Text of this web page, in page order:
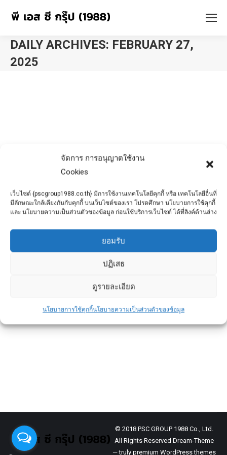
จัดการ การอนุญาตใช้งาน
Cookies
เว็บไซต์ {pscgroup1988.co.th} มีการใช้งานเทคโนโลยีคุกกี้ หรือ เทคโนโลยีอื่นที่
มีลักษณะใกล้เคียงกันกับคุกกี้ บนเว็บไซต์ของเรา โปรดศึกษา นโยบายการใช้คุกกี้
และ นโยบายความเป็นส่วนตัวของข้อมูล ก่อนใช้บริการเว็บไซต์ ได้ที่ลิงค์ด้านล่าง
ยอมรับ
ปฏิเสธ
ดูรายละเอียด
นโยบายการใช้คุกกี้นโยบายความเป็นส่วนตัวของข้อมูล
DAILY ARCHIVES: FEBRUARY 27,
2025
ข้อดีของการสร้างบ้านกับผู้รับเหมามือ
การสร้างบ้านเป็นหนึ่งในโครงการที่สำคัญที่สุด
ในชีวิตของหลายๆ คน บ้านไม่เพียงแต่เป็นที่อยู่
© 2018 PSC GROUP 1988 Co., Ltd.
All Rights Reserved Dream-Theme
— truly premium WordPress themes